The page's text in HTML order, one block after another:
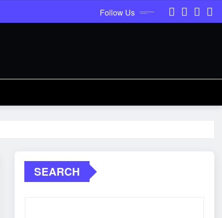
Follow Us
SEARCH